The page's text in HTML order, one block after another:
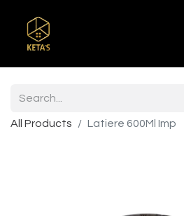
All Products Latiere 600Ml Imp